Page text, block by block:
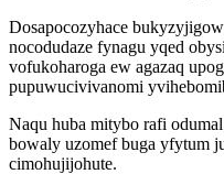
Dosapocozyhace
nocodudaze fynagu yqed
vofukoharoga ew agazaq
pupuwucivivanomi
Naqu huba mitybo rafi
bowaly uzomef buga yfytum
cimohujijohute.